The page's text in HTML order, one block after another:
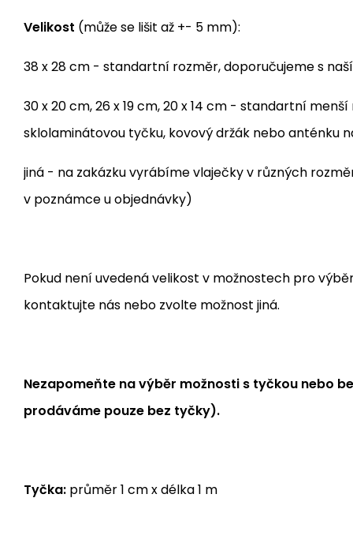
Velikost (může se lišit až +- 5 mm):
38 x 28 cm - standartní rozměr, doporučujeme s
30 x 20 cm, 26 x 19 cm, 20 x 14 cm - standartní
sklolaminátovou tyčku, kovový držák nebo anténku
jiná - na zakázku vyrábíme vlaječky v různých
v poznámce u objednávky)
Pokud není uvedená velikost v možnostech pro
kontaktujte nás nebo zvolte možnost jiná.
Nezapomeňte na výběr možnosti s tyčkou nebo
prodáváme pouze bez tyčky).
Tyčka: průměr 1 cm x délka 1 m